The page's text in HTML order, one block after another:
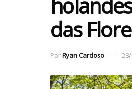
das
PorRyan Cardoso